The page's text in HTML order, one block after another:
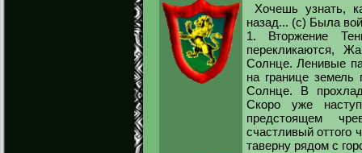
Хочешь узнать,
назад... (с) Была
1. Вторжение
перекликаются,
Солнце. Ленивые
на границе земель
Солнце. В
Скоро уже
предстоящем
счастливый оттого
таверну рядом с